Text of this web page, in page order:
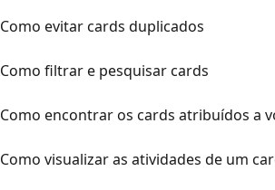
Como evitar cards duplicados
Como filtrar e pesquisar cards
Como encontrar os cards atribuídos a
Como visualizar as atividades de um